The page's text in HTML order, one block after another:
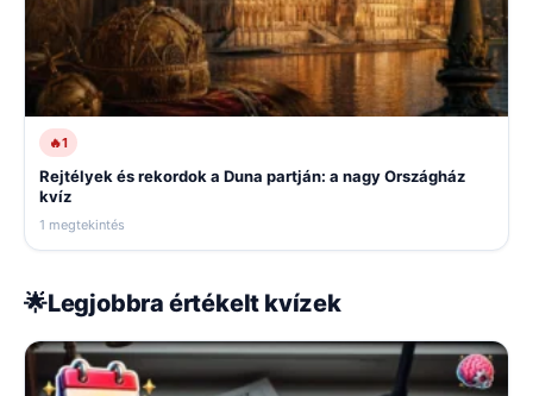
🔥1
Rejtélyek és rekordok a Duna partján: a nagy Országház
kvíz
1 megtekintés
🌟Legjobbra értékelt kvízek